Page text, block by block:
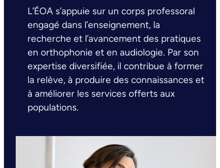
L’ÉOA s’appuie sur un corps professoral
engagé dans l’enseignement, la
recherche et l’avancement des pratiques
en orthophonie et en audiologie. Par son
expertise diversifiée, il contribue à former
la relève, à produire des connaissances et
à améliorer les services offerts aux
populations.